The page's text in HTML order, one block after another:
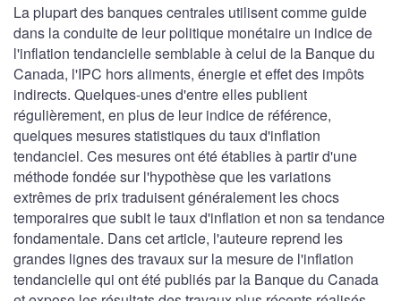
La plupart des banques centrales utilisent comme guide
dans la conduite de leur politique monétaire un indice de
l'inflation tendancielle semblable à celui de la Banque du
Canada, l'IPC hors aliments, énergie et effet des impôts
indirects. Quelques-unes d'entre elles publient
régulièrement, en plus de leur indice de référence,
quelques mesures statistiques du taux d'inflation
tendanciel. Ces mesures ont été établies à partir d'une
méthode fondée sur l'hypothèse que les variations
extrêmes de prix traduisent généralement les chocs
temporaires que subit le taux d'inflation et non sa tendance
fondamentale. Dans cet article, l'auteure reprend les
grandes lignes des travaux sur la mesure de l'inflation
tendancielle qui ont été publiés par la Banque du Canada